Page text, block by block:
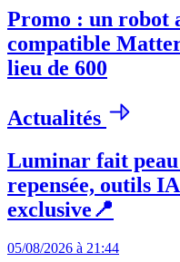
Promo : un robot
compatible
lieu de 600
Actualités
Luminar fait
repensée, outils
exclusive📍
05/08/2026 à 21:44